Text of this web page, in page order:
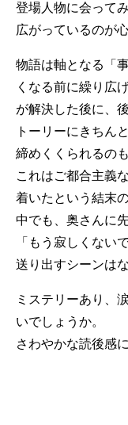
登場人物に会って
広がっているのが
物語は軸となる「
くなる前に繰り広
が解決した後に、
トーリーにきちん
締めくくられるの
これはご都合主義
着いたという結末
中でも、奥さんに
「もう寂しくない
送り出すシーンは
ミステリーあり、
いでしょうか。
さわやかな読後感